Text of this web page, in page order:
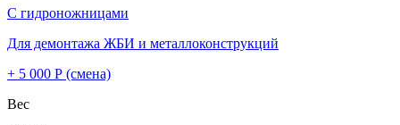
С гидроножницами
Для демонтажа ЖБИ и металлоконструкций
+ 5 000 Р (смена)
Вес